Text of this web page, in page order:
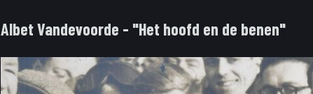
Albet Vandevoorde - "Het hoofd en de benen"